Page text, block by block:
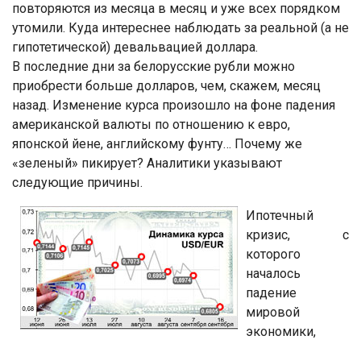
повторяются из месяца в месяц и уже всех порядком
утомили. Куда интереснее наблюдать за реальной (а не
гипотетической) девальвацией доллара.
В последние дни за белорусские рубли можно
приобрести больше долларов, чем, скажем, месяц
назад. Изменение курса произошло на фоне падения
американской валюты по отношению к евро,
японской йене, английскому фунту… Почему же
«зеленый» пикирует? Аналитики указывают
следующие причины.
Ипотечный
кризис, с
которого
началось
падение
мировой
экономики,